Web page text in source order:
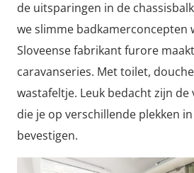
de uitsparingen in de
we slimme badkamerconcepten
Sloveense fabrikant furore
caravanseries. Met toilet,
wastafeltje. Leuk bedacht zijn de
die je op verschillende plekken
bevestigen.